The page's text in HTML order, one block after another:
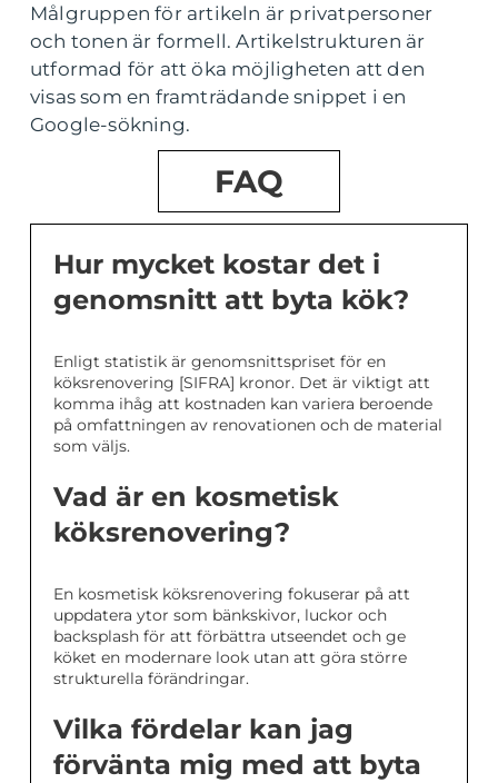
Målgruppen för artikeln är privatpersoner
och tonen är formell. Artikelstrukturen är
utformad för att öka möjligheten att den
visas som en framträdande snippet i en
Google-sökning.
FAQ
Hur mycket kostar det i
genomsnitt att byta kök?
Enligt statistik är genomsnittspriset för en
köksrenovering [SIFRA] kronor. Det är viktigt att
komma ihåg att kostnaden kan variera beroende
på omfattningen av renovationen och de material
som väljs.
Vad är en kosmetisk
köksrenovering?
En kosmetisk köksrenovering fokuserar på att
uppdatera ytor som bänkskivor, luckor och
backsplash för att förbättra utseendet och ge
köket en modernare look utan att göra större
strukturella förändringar.
Vilka fördelar kan jag
förvänta mig med att byta